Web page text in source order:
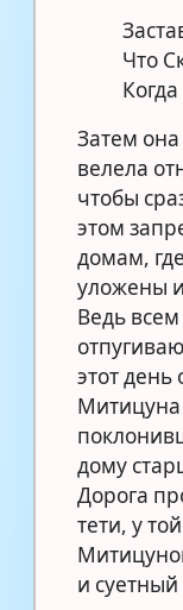
Что
Затем
велела
чтобы
этом
домам,
уложены
Ведь
этот
дому
Дорога
тети, у
и